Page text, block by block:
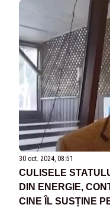
30 oct. 2024, 08:51
CULISELE
DIN ENERGIE,
CINE ÎL SUSȚINE